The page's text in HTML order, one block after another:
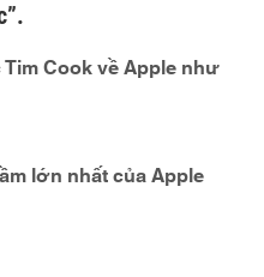
Cook về Apple như
lớn nhất của Apple